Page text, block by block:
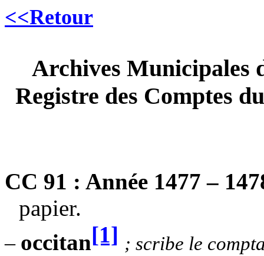
<<Retour
Archives Municipales
Registre des Comptes
CC 91 : Année 1477 –
papier.
– occitan[1] ; scribe le